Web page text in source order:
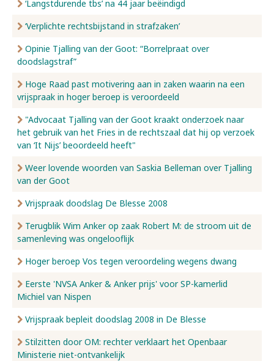
‘Langstdurende tbs’ na 44 jaar beëindigd
‘Verplichte rechtsbijstand in strafzaken’
Opinie Tjalling van der Goot: “Borrelpraat over
doodslagstraf”
Hoge Raad past motivering aan in zaken waarin na een
vrijspraak in hoger beroep is veroordeeld
"Advocaat Tjalling van der Goot kraakt onderzoek naar
het gebruik van het Fries in de rechtszaal dat hij op verzoek
van ‘It Nijs’ beoordeeld heeft"
Weer lovende woorden van Saskia Belleman over Tjalling
van der Goot
Vrijspraak doodslag De Blesse 2008
Terugblik Wim Anker op zaak Robert M: de stroom uit de
samenleving was ongelooflijk
Hoger beroep Vos tegen veroordeling wegens dwang
Eerste 'NVSA Anker & Anker prijs' voor SP-kamerlid
Michiel van Nispen
Vrijspraak bepleit doodslag 2008 in De Blesse
Stilzitten door OM: rechter verklaart het Openbaar
Ministerie niet-ontvankelijk